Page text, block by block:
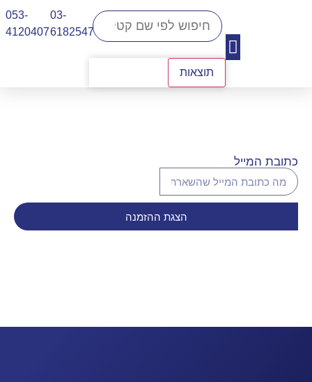
תוצאות
03-
6182547
053-
4120407​
כתובת המייל
הצגת ההזמנה